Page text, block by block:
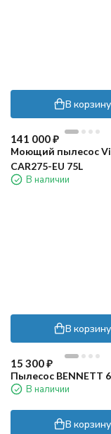
В корзину
141 000₽
Моющий пылесос
CAR275-EU 75L
В наличии
В корзину
15 300₽
Пылесос BENNETT
В наличии
В корзину